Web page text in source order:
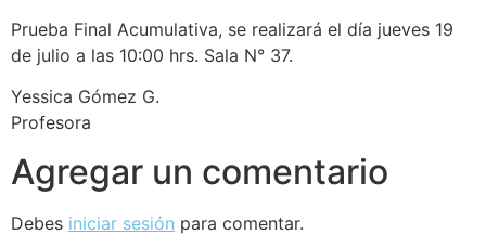
Prueba Final Acumulativa, se realizará el día jueves 19
de julio a las 10:00 hrs. Sala N° 37.
Yessica Gómez G.
Profesora
Agregar un comentario
Debes iniciar sesión para comentar.